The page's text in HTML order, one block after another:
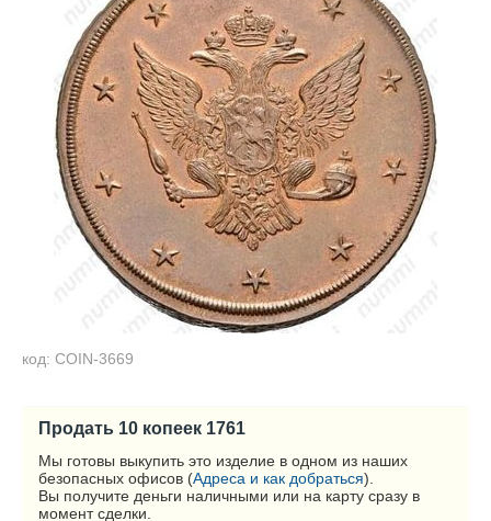
код: COIN-3669
Продать 10 копеек 1761
Мы готовы выкупить это изделие в одном из наших
безопасных офисов (Адреса и как добраться).
Вы получите деньги наличными или на карту сразу в
момент сделки.